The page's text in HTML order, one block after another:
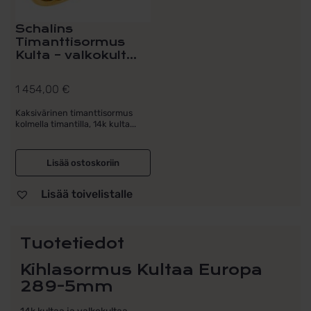
Tuotetiedot
Kihlasormus Kultaa Europa
289-5mm
Schalins
Timanttisormus
Kulta – valkokult...
1 454,00 €
Kaksivärinen timanttisormus
kolmella timantilla, 14k kulta...
Lisää ostoskoriin
Lisää toivelistalle